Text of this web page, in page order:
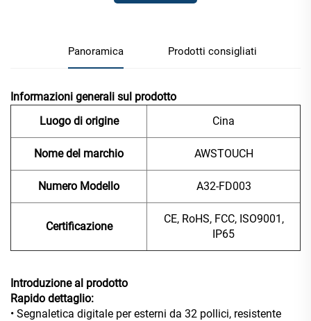
Panoramica Prodotti consigliati
Informazioni generali sul prodotto
Luogo di origine
Cina
Nome del marchio AWSTOUCH
Numero Modello A32-FD003
Certificazione
CE, RoHS, FCC, ISO9001,
IP65
Introduzione al prodotto
Rapido dettaglio:
• Segnaletica digitale per esterni da 32 pollici, resistente